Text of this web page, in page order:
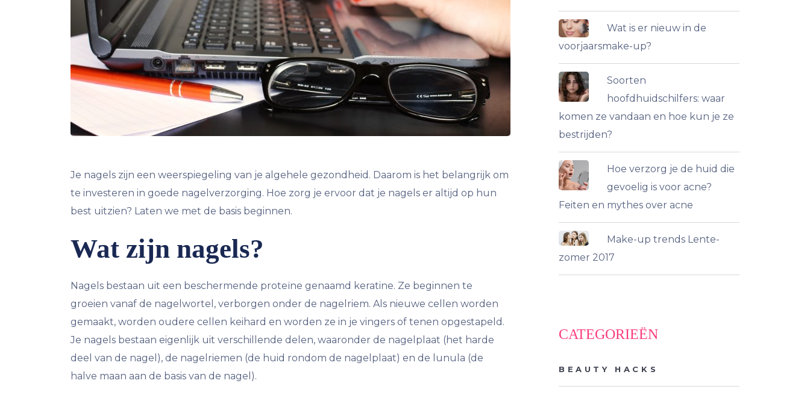
Je nagels zijn een weerspiegeling van je algehele gezondheid. Daarom is het belangrijk om
te investeren in goede nagelverzorging. Hoe zorg je ervoor dat je nagels er altijd op hun
best uitzien? Laten we met de basis beginnen.
Wat zijn nagels?
Nagels bestaan uit een beschermende proteïne genaamd keratine. Ze beginnen te
groeien vanaf de nagelwortel, verborgen onder de nagelriem. Als nieuwe cellen worden
gemaakt, worden oudere cellen keihard en worden ze in je vingers of tenen opgestapeld.
Je nagels bestaan eigenlijk uit verschillende delen, waaronder de nagelplaat (het harde
deel van de nagel), de nagelriemen (de huid rondom de nagelplaat) en de lunula (de
halve maan aan de basis van de nagel).
Wat is er nieuw in de
voorjaarsmake-up?
Soorten
hoofdhuidschilfers: waar
komen ze vandaan en hoe kun je ze
bestrijden?
Hoe verzorg je de huid die
gevoelig is voor acne?
Feiten en mythes over acne
Make-up trends Lente-
zomer 2017
CATEGORIEËN
BEAUTY HACKS